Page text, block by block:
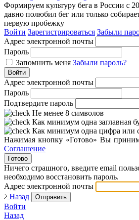
Формируем культуру бега в России с
давно полюбил бег или только
первую пробежку
Войти Зарегистрироваться Забыли
Адрес электронной почты
Пароль
Запомнить меня Забыли пароль?
Войти
Адрес электронной почты
Пароль
Подтвердите пароль
Не менее 8 символов
Как минимум одна заглавная
Как минимум одна цифра или
Нажимая кнопку «Готово» Вы
Соглашение
Готово
Ничего страшного, введите email
необходимо восстановить пароль.
Адрес электронной почты
Назад
Отправить
Войти
Назад